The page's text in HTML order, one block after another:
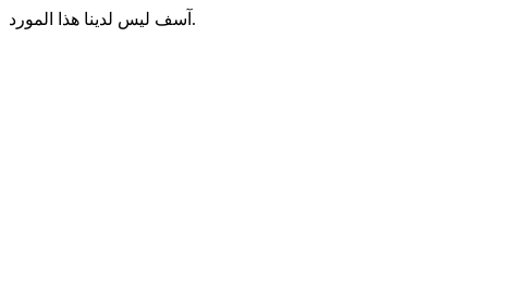
آسف ليس لدينا هذا المورد.